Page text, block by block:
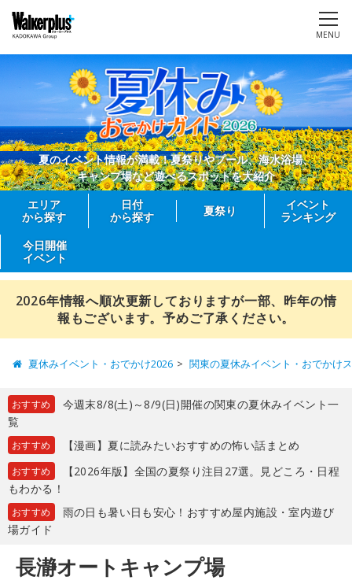
MENU
夏のイベント情報が満載！夏祭りやプール、海水浴場、
キャンプ場など遊べるスポットを大紹介
エリア
から探す
日付
から探す
夏祭り
イベント
ランキング
今日開催
イベント
2026年情報へ順次更新しておりますが一部、昨年の情
報もございます。予めご了承ください。
夏休みイベント・おでかけ2026 関東の夏休みイベント・おでかけ
おすすめ
今週末8/8(土)～8/9(日)開催の関東の夏休みイベント一
覧
おすすめ 【漫画】夏に読みたいおすすめの怖い話まとめ
おすすめ
【2026年版】全国の夏祭り注目27選。見どころ・日程
もわかる！
おすすめ
雨の日も暑い日も安心！おすすめ屋内施設・室内遊び
場ガイド
長瀞オートキャンプ場